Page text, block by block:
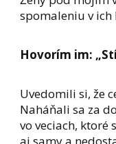
spomaleniu v
Hovorím im:
Uvedomili si, že
Naháňali sa za
vo veciach,
aj samy a